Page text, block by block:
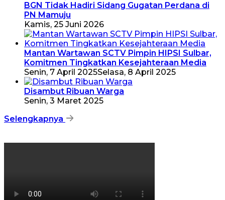
BGN Tidak Hadiri Sidang Gugatan Perdana di
PN Mamuju
Kamis, 25 Juni 2026
Mantan Wartawan SCTV Pimpin HIPSI Sulbar,
Komitmen Tingkatkan Kesejahteraan Media
Senin, 7 April 2025Selasa, 8 April 2025
Disambut Ribuan Warga
Senin, 3 Maret 2025
Selengkapnya